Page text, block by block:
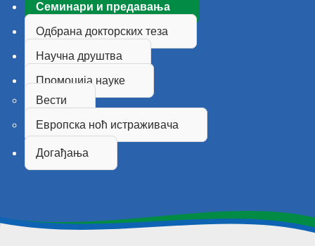
Семинари и предавања
Одбрана докторских теза
Научна друштва
Промоција науке
Вести
Европска ноћ истраживача
Догађања